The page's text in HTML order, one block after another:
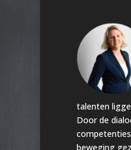
talenten
Door de
beweging